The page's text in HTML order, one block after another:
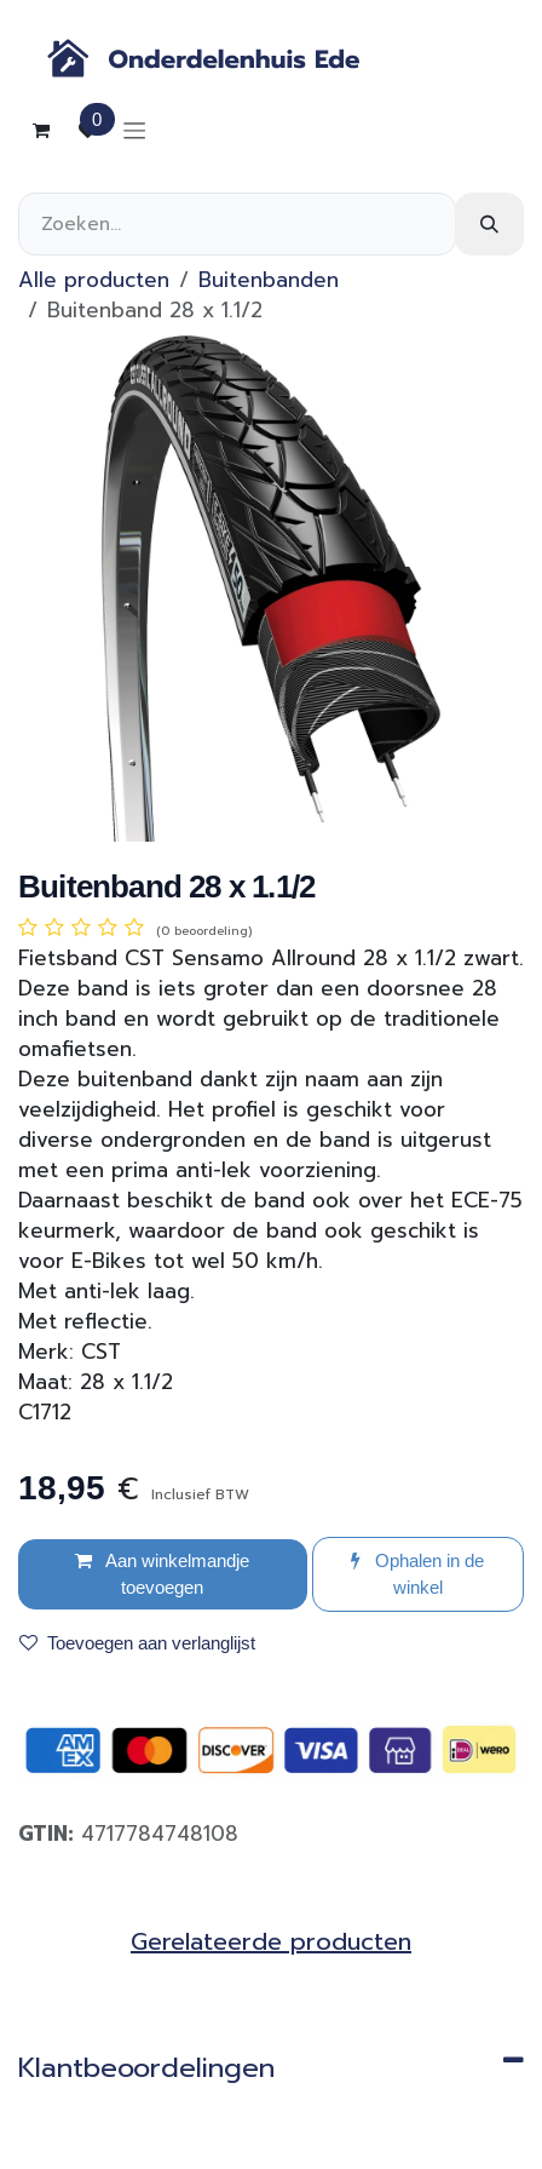
0
Alle producten
Buitenbanden
Buitenband 28 x 1.1/2
Buitenband 28 x 1.1/2
(0 beoordeling)
Fietsband CST Sensamo Allround 28 x 1.1/2 zwart.
Deze band is iets groter dan een doorsnee 28
inch band en wordt gebruikt op de traditionele
omafietsen.
Deze buitenband dankt zijn naam aan zijn
veelzijdigheid. Het profiel is geschikt voor
diverse ondergronden en de band is uitgerust
met een prima anti-lek voorziening.
Daarnaast beschikt de band ook over het ECE-75
keurmerk, waardoor de band ook geschikt is
voor E-Bikes tot wel 50 km/h.
Met anti-lek laag.
Met reflectie.
Merk: CST
Maat: 28 x 1.1/2
C1712
18,95 € Inclusief BTW
Aan winkelmandje
toevoegen
Ophalen in de
winkel
Toevoegen aan verlanglijst
GTIN: 4717784748108
Gerela​teerde producten​
Klantbeoordelingen